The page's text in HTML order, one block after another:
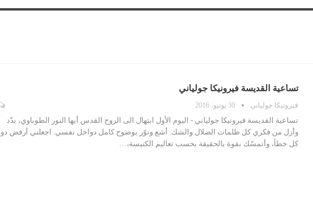
تساعية القديسة فيرونيكا جولياني
فيرونيكا جولياني 30 يونيو، 2016
تساعية القديسة فيرونيكا جولياني - اليوم الأول ابتهال الى الروح القدس أيها النور الطوباوي، بدّد
وأزل من فكري كل ظلمات الضلال والشك. أشع ونوّر بوضوح كامل دواخل نفسي. اجعلني أرفض
كل خطأ، وأتمسّك بقوة بالحقيقة بحسب تعاليم الكنيسة،…